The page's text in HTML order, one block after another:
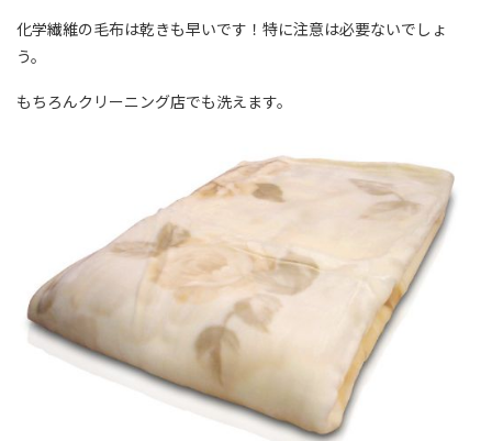
化学繊維の毛布は乾きも早いです！特に注意は必要ないでしょ
う。
もちろんクリーニング店でも洗えます。